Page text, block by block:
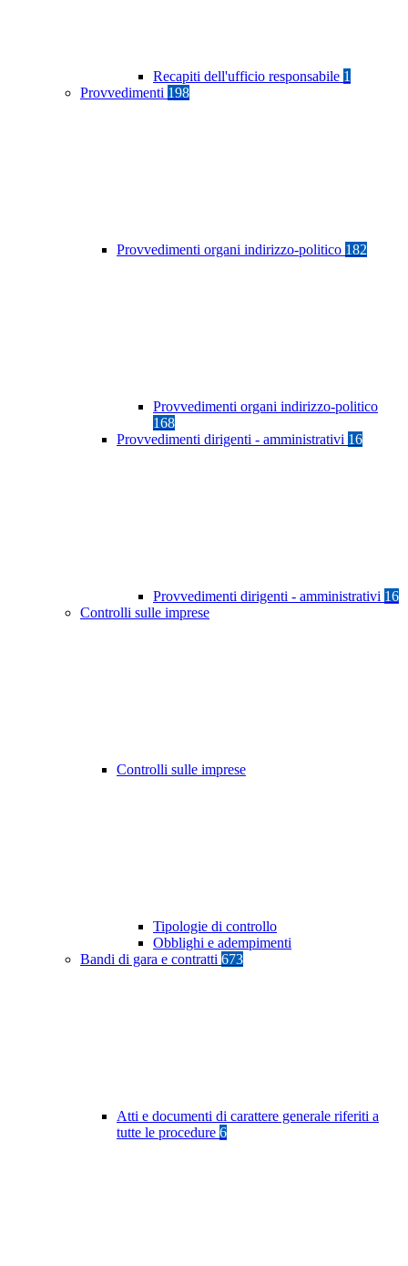
Recapiti dell'ufficio responsabile 1
Provvedimenti 198
Provvedimenti organi indirizzo-politico 182
Provvedimenti organi indirizzo-politico
168
Provvedimenti dirigenti - amministrativi 16
Provvedimenti dirigenti - amministrativi 16
Controlli sulle imprese
Controlli sulle imprese
Tipologie di controllo
Obblighi e adempimenti
Bandi di gara e contratti 673
Atti e documenti di carattere generale riferiti a
tutte le procedure 6